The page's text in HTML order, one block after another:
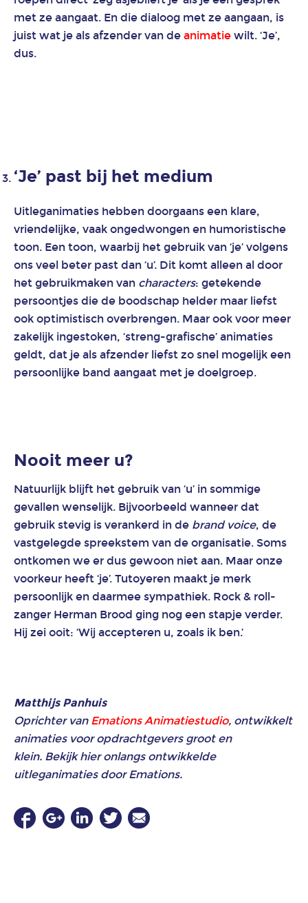
kunsten,
muziek
en cultuur
retail
detailhandel
Animatie
transport
en
Animatie
voor
bureauwereld
de
ICT-
sector
Animatie
voor
Animatie
voor
recruitment
Over
ons
Onze
met ze aangaat. En die dialoog met ze aangaan, is
juist wat je als afzender van de animatie wilt. ‘Je’,
dus.
‘Je’ past bij het medium
Uitleganimaties hebben doorgaans een klare,
vriendelijke, vaak ongedwongen en humoristische
toon. Een toon, waarbij het gebruik van ‘je’ volgens
ons veel beter past dan ‘u’. Dit komt alleen al door
het gebruikmaken van characters: getekende
persoontjes die de boodschap helder maar liefst
ook optimistisch overbrengen. Maar ook voor meer
zakelijk ingestoken, ‘streng-grafische’ animaties
geldt, dat je als afzender liefst zo snel mogelijk een
persoonlijke band aangaat met je doelgroep.
Nooit meer u?
Natuurlijk blijft het gebruik van ‘u’ in sommige
gevallen wenselijk. Bijvoorbeeld wanneer dat
gebruik stevig is verankerd in de brand voice, de
vastgelegde spreekstem van de organisatie. Soms
ontkomen we er dus gewoon niet aan. Maar onze
voorkeur heeft ‘je’. Tutoyeren maakt je merk
persoonlijk en daarmee sympathiek. Rock & roll-
zanger Herman Brood ging nog een stapje verder.
Hij zei ooit: ‘Wij accepteren u, zoals ik ben.’
Matthijs Panhuis
Oprichter van Emations Animatiestudio, ontwikkelt
animaties voor opdrachtgevers groot en
klein. Bekijk hier onlangs ontwikkelde
uitleganimaties door Emations.